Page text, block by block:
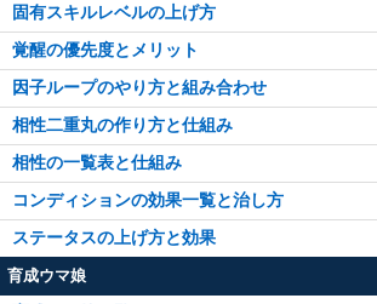
固有スキルレベルの上げ方
覚醒の優先度とメリット
因子ループのやり方と組み合わせ
相性二重丸の作り方と仕組み
相性の一覧表と仕組み
コンディションの効果一覧と治し方
ステータスの上げ方と効果
育成ウマ娘